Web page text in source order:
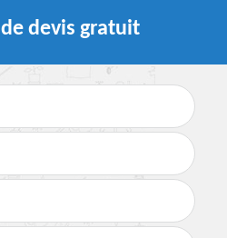
devis gratuit